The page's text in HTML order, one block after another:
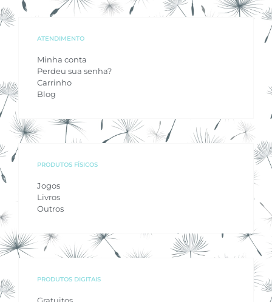
ATENDIMENTO
Minha conta
Perdeu sua senha?
Carrinho
Blog
PRODUTOS FÍSICOS
Jogos
Livros
Outros
PRODUTOS DIGITAIS
Gratuitos